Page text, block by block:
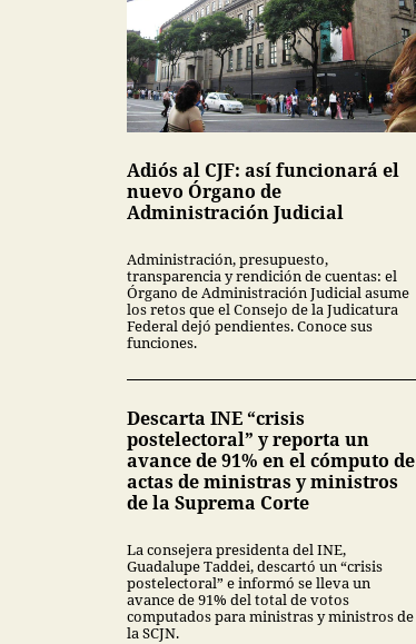
Adiós al CJF: así funcionará el
nuevo Órgano de
Administración Judicial
Administración, presupuesto,
transparencia y rendición de cuentas: el
Órgano de Administración Judicial asume
los retos que el Consejo de la Judicatura
Federal dejó pendientes. Conoce sus
funciones.
Descarta INE “crisis
postelectoral” y reporta un
avance de 91% en el cómputo de
actas de ministras y ministros
de la Suprema Corte
La consejera presidenta del INE,
Guadalupe Taddei, descartó un “crisis
postelectoral” e informó se lleva un
avance de 91% del total de votos
computados para ministras y ministros de
la SCJN.